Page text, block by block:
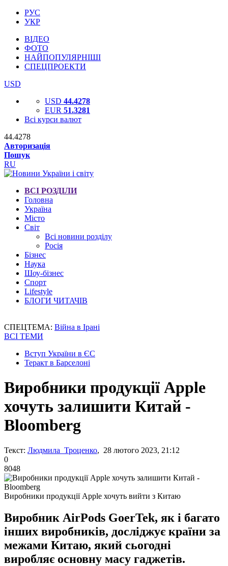
РУС
УКР
ВІДЕО
ФОТО
НАЙПОПУЛЯРНІШІ
СПЕЦПРОЕКТИ
USD
USD 44.4278
EUR 51.3281
Всі курси валют
44.4278
Авторизація
Пошук
RU
ВСІ РОЗДІЛИ
Головна
Україна
Місто
Світ
Всі новини розділу
Росія
Бізнес
Наука
Шоу-бізнес
Спорт
Lifestyle
БЛОГИ ЧИТАЧІВ
СПЕЦТЕМА: Війна в Ірані
ВСІ ТЕМИ
Вступ України в ЄС
Теракт в Барселоні
Виробники продукції Apple
хочуть залишити Китай -
Bloomberg
Текст: Людмила Троценко, 28 лютого 2023, 21:12
0
8048
Виробники продукції Apple хочуть вийти з Китаю
Виробник AirPods GoerTek, як і багато
інших виробників, досліджує країни за
межами Китаю, який сьогодні
виробляє основну масу гаджетів.